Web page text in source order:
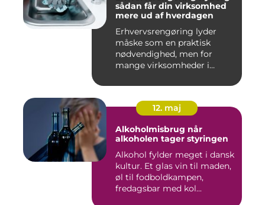
sådan får din virksomhed
mere ud af hverdagen
Erhvervsrengøring lyder
måske som en praktisk
nødvendighed, men for
mange virksomheder i
12. maj
Alkoholmisbrug når
alkoholen tager styringen
Alkohol fylder meget i dansk
kultur. Et glas vin til maden,
øl til fodboldkampen,
fredagsbar med kol...